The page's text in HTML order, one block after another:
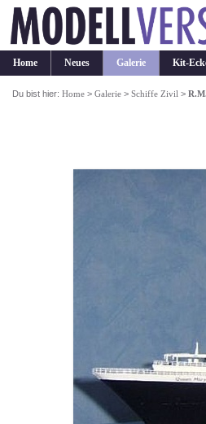
Home Neues Galerie Kit-
Du bist hier:Home >Galerie >Schiffe Zivil >